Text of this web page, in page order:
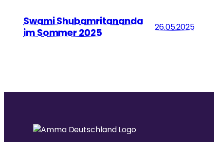
Swami Shubamritananda
im Sommer 2025
26.05.2025